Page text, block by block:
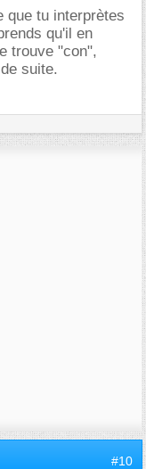
que tu interprètes
qu'il en
trouve "con",
suite.
#10